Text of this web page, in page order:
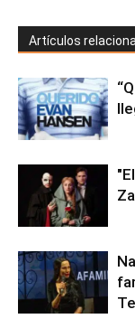
Artículos